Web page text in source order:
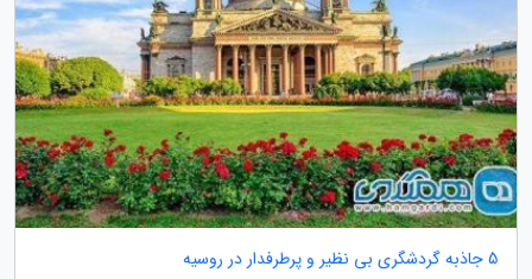
5 جاذبه گردشگری بی نظیر و پرطرفدار در روسیه